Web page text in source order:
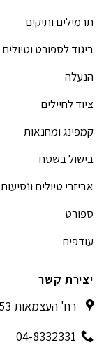
תרמילים ותיקים
ביגוד לספורט וטיולים
הנעלה
ציוד לחיילים
קמפינג ומחנאות
בישול בשטח
אביזרי טיולים ונסיעות
ספורט
עודפים
יצירת קשר
רח' העצמאות 53, חיפה
04-8332331